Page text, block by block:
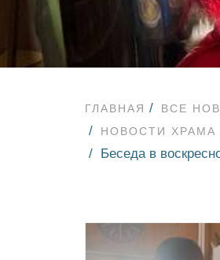
ГЛАВНАЯ ВСЕ
НОВОСТИ
Беседа в